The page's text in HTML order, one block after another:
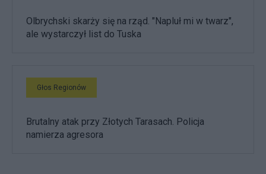
Olbrychski skarży się na rząd. "Napluł mi w twarz",
ale wystarczył list do Tuska
Głos Regionów
Brutalny atak przy Złotych Tarasach. Policja
namierza agresora